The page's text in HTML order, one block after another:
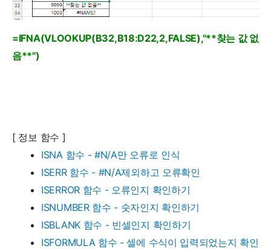
=IFNA(VLOOKUP(B32,B18:D22,2,FALSE),"**찾는 값 없
음**")
[ 정보 함수 ]
ISNA 함수 - #N/A만 오류로 인식
ISERR 함수 - #N/A제외하고 오류확인
ISERROR 함수 - 오류인지 확인하기
ISNUMBER 함수 - 숫자인지 확인하기
ISBLANK 함수 - 빈셀인지 확인하기
ISFORMULA 함수 - 셀에 수식이 입력되었는지 확인